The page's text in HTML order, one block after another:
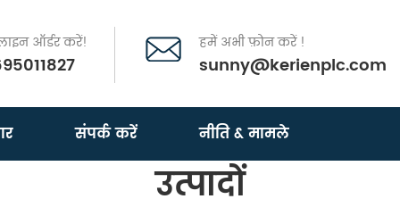
ऑर्डर करें! हमें अभी फ़ोन करें !
sunny@kerienplc.com
संपर्क करें नीति & मामले
उत्पादों